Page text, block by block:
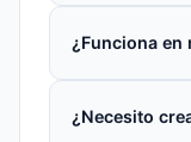
¿Funciona
¿Necesito